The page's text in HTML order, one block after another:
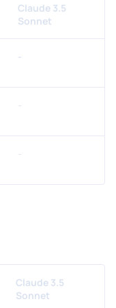
Claude 3.5
Sonnet
-
-
-
Claude 3.5
Sonnet